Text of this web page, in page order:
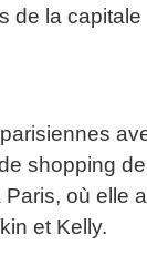
de la capitale
shopping
où elle
et Kelly.